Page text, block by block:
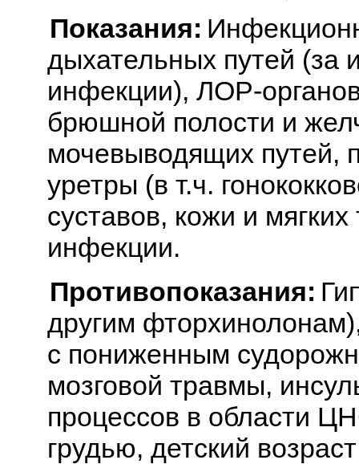
Показания:
дыхательных путей (за
инфекции), ЛОР-
брюшной полости и
мочевыводящих путей,
уретры (в т.ч.
суставов, кожи и
инфекции.
Противопоказания:
другим
с пониженным
мозговой травмы,
процессов в области
грудью, детский